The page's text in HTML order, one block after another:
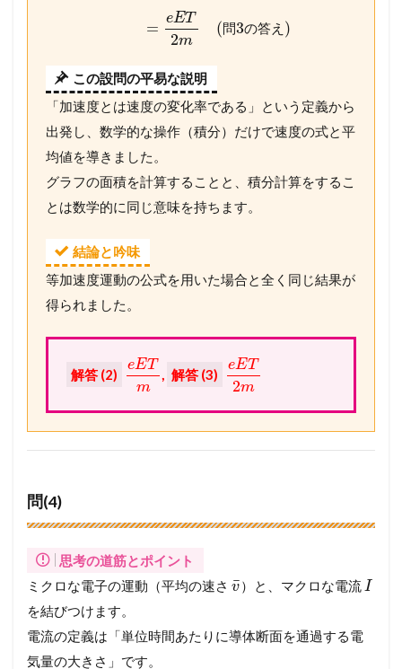
=
eET
2m
(問3の答え )
この設問の平易な説明
「加速度とは速度の変化率である」という定義から
出発し、数学的な操作（積分）だけで速度の式と平
均値を導きました。
グラフの面積を計算することと、積分計算をするこ
とは数学的に同じ意味を持ちます。
結論と吟味
等加速度運動の公式を用いた場合と全く同じ結果が
得られました。
解答 (2)
eET
m
, 解答 (3)
eET
2m
問(4)
思考の道筋とポイント
ミクロな電子の運動（平均の速さ v
¯）と、マクロな電流I
を結びつけます。
電流の定義は「単位時間あたりに導体断面を通過する電
気量の大きさ」です。